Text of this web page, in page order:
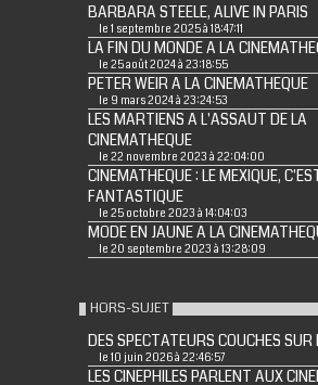
BARBARA STEELE, ALIVE IN PARIS
le 1 septembre 2025 à 18:47:11
LA FIN DU MONDE A LA
le 25 août 2024 à 23:18:55
PETER WEIR A LA CINEMATHEQUE
le 9 mars 2024 à 23:24:53
LES MARTIENS A L'ASSAUT DE LA
CINEMATHEQUE
le 22 novembre 2023 à 22:04:00
CINEMATHEQUE : LE MEXIQUE,
FANTASTIQUE
le 25 octobre 2023 à 14:04:03
MODE EN JAUNE A LA
le 20 septembre 2023 à 13:28:09
HORS-SUJET
DES SPECTATEURS COUCHES SUR
le 10 juin 2026 à 22:46:57
LES CINEPHILES PARLENT AUX